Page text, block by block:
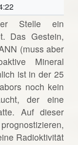
Stelle ein
Das Gestein,
(muss aber
Mineral
ist in der 25
noch kein
der eine
Auf dieser
Radioktivität